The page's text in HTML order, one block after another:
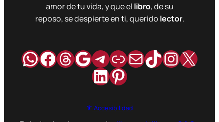
amor de tu vida, y que el libro, de su
reposo, se despierte en ti, querido lector.
WhatsApp
Facebook
Hilos
Google
Telegram
Enlace
Correo
TikTok
X
LinkedIn
Pinterest
Accesibilidad